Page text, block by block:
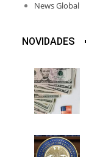
News Global
NOVIDADES